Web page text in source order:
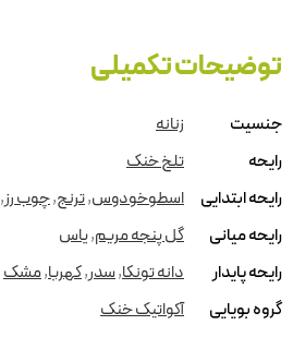
توضیحات تکمیلی
جنسیت
زنانه
رایحه
تلخ خنک
رایحه ابتدایی
اسطوخودوس,ترنج,چوب رز,
رایحه میانی
گل پنجه مریم,یاس
رایحه پایدار
دانه تونکا,سدر,کهربا,مشک
گروه بویایی
آکواتیک خنک